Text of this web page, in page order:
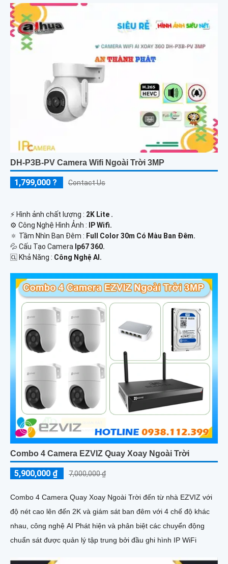
DH-P3B-PV Camera Wifi Ngoài Trời 3MP
1,799,000 ? Contact Us
️⚡ Hình ảnh chất lượng : 2K Lite .
⚙ Công Nghệ Hình Ảnh :
IP Wifi.
🔅 Tầm Nhìn Ban Đêm : Full Color 30m Có Màu Ban Ðêm.
💦 Cấu Tạo Camera Ip67 360.
️🆑 Khả Năng : Công Nghệ AI.
Combo 4 Camera EZVIZ Quay Xoay Ngoài Trời
5,900,000 ₫ 7,000,000 ₫
Combo 4 Camera Quay Xoay Ngoài Trời đến từ nhà EZVIZ với
độ nét cao lên đến 2K và giám sát ban đêm với 4 chế độ khác
nhau, công nghệ AI Phát hiện và phân biệt các chuyển động
chuẩn sát được quản lý tập trung bởi đầu ghi hình IP WiFi